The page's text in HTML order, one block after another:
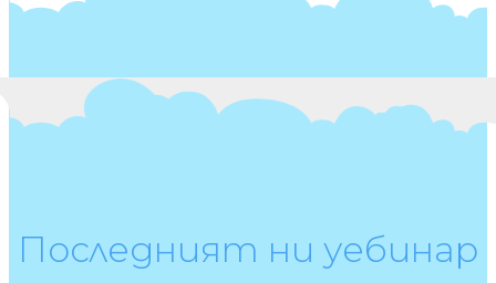
Последният ни уебинар